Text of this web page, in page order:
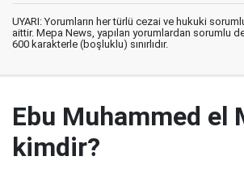
UYARI: Yorumların her türlü cezai ve hukuki
aittir. Mepa News, yapılan yorumlardan sorumlu
600 karakterle (boşluklu) sınırlıdır.
Ebu Muhammed el
kimdir?